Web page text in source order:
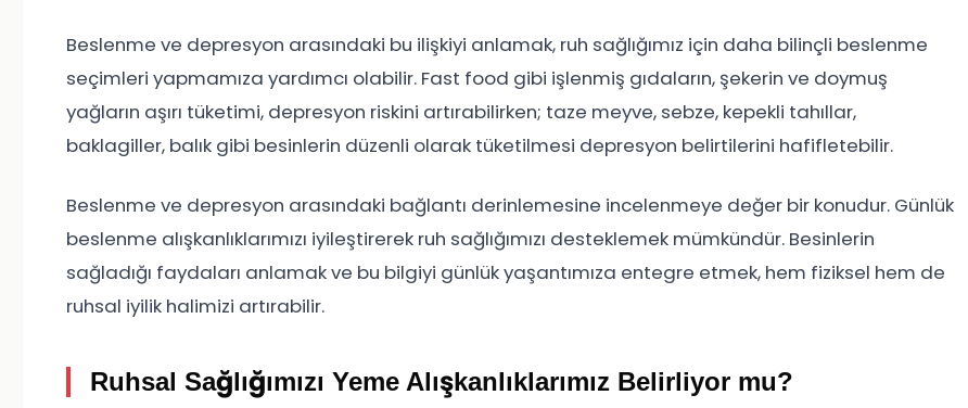
Beslenme ve depresyon arasındaki bu ilişkiyi anlamak, ruh sağlığımız için daha bilinçli beslenme
seçimleri yapmamıza yardımcı olabilir. Fast food gibi işlenmiş gıdaların, şekerin ve doymuş
yağların aşırı tüketimi, depresyon riskini artırabilirken; taze meyve, sebze, kepekli tahıllar,
baklagiller, balık gibi besinlerin düzenli olarak tüketilmesi depresyon belirtilerini hafifletebilir.
Beslenme ve depresyon arasındaki bağlantı derinlemesine incelenmeye değer bir konudur. Günlük
beslenme alışkanlıklarımızı iyileştirerek ruh sağlığımızı desteklemek mümkündür. Besinlerin
sağladığı faydaları anlamak ve bu bilgiyi günlük yaşantımıza entegre etmek, hem fiziksel hem de
ruhsal iyilik halimizi artırabilir.
Ruhsal Sağlığımızı Yeme Alışkanlıklarımız Belirliyor mu?